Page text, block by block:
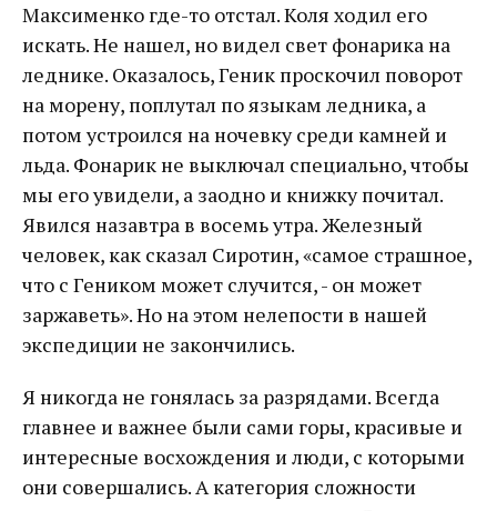
Максименко где-то отстал. Коля ходил его
искать. Не нашел, но видел свет фонарика на
леднике. Оказалось, Геник проскочил поворот
на морену, поплутал по языкам ледника, а
потом устроился на ночевку среди камней и
льда. Фонарик не выключал специально, чтобы
мы его увидели, а заодно и книжку почитал.
Явился назавтра в восемь утра. Железный
человек, как сказал Сиротин, «самое страшное,
что с Геником может случится, - он может
заржаветь». Но на этом нелепости в нашей
экспедиции не закончились.
Я никогда не гонялась за разрядами. Всегда
главнее и важнее были сами горы, красивые и
интересные восхождения и люди, с которыми
они совершались. А категория сложности